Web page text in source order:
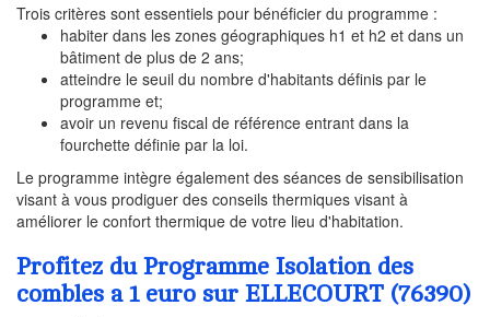
Trois critères sont essentiels pour bénéficier du programme :
habiter dans les zones géographiques h1 et h2 et dans un
bâtiment de plus de 2 ans;
atteindre le seuil du nombre d'habitants définis par le
programme et;
avoir un revenu fiscal de référence entrant dans la
fourchette définie par la loi.
Le programme intègre également des séances de sensibilisation
visant à vous prodiguer des conseils thermiques visant à
améliorer le confort thermique de votre lieu d'habitation.
Profitez du Programme Isolation des
combles a 1 euro sur ELLECOURT (76390)